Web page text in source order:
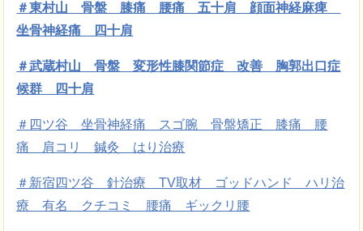
＃東村山 骨盤 膝痛 腰痛 五十肩 顔面神経麻痺
坐骨神経痛 四十肩
＃武蔵村山 骨盤 変形性膝関節症 改善 胸郭出口症
候群 四十肩
＃四ツ谷 坐骨神経痛 スゴ腕 骨盤矯正 膝痛 腰
痛 肩コリ 鍼灸 はり治療
＃新宿四ツ谷 針治療 TV取材 ゴッドハンド ハリ治
療 有名 クチコミ 腰痛 ギックリ腰